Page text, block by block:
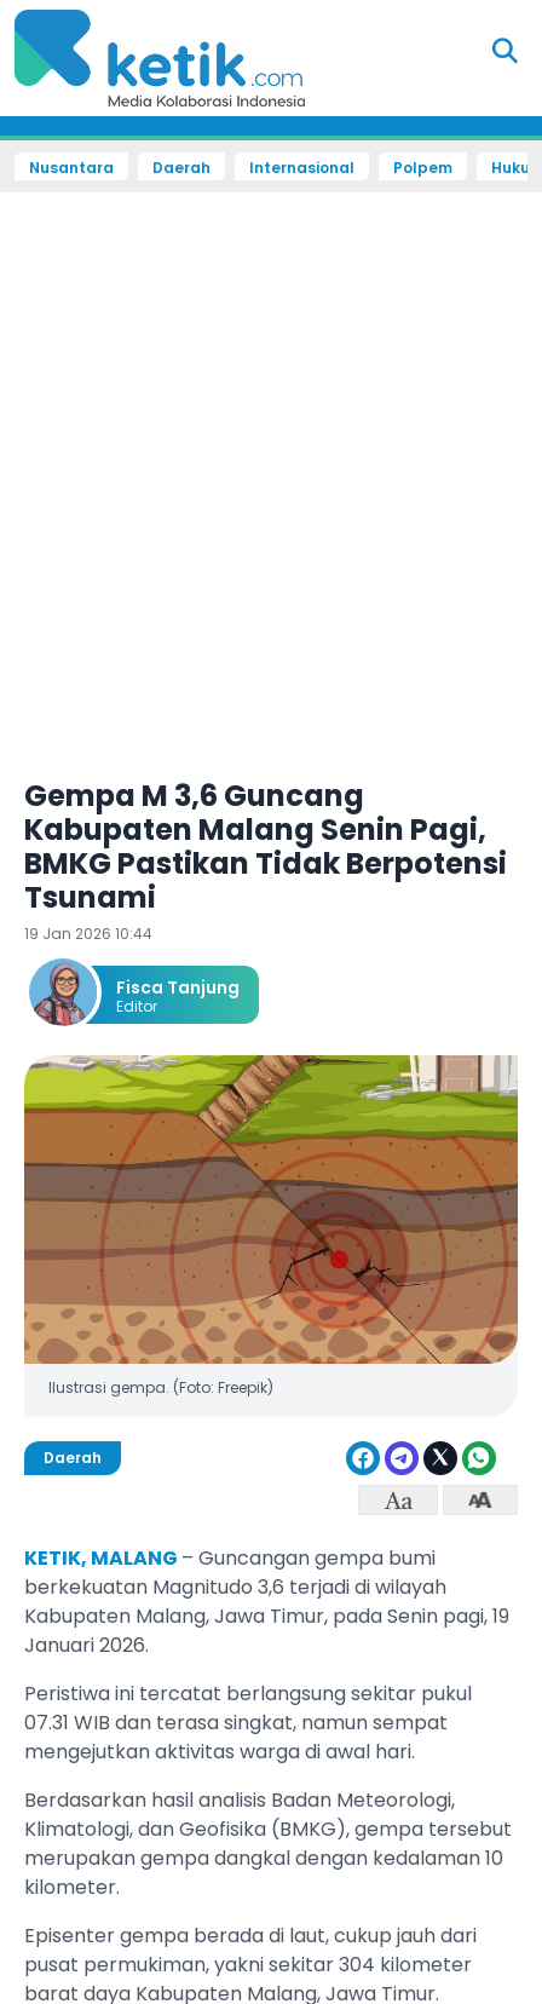
Nusantara Daerah Internasional Polpem
Gempa M 3,6 Guncang
Kabupaten Malang Senin Pagi,
BMKG Pastikan Tidak Berpotensi
Tsunami
19 Jan 2026 10:44
Fisca Tanjung
Editor
Ilustrasi gempa. (Foto: Freepik)
Daerah
KETIK, MALANG – Guncangan gempa bumi
berkekuatan Magnitudo 3,6 terjadi di wilayah
Kabupaten Malang, Jawa Timur, pada Senin pagi, 19
Januari 2026.
Peristiwa ini tercatat berlangsung sekitar pukul
07.31 WIB dan terasa singkat, namun sempat
mengejutkan aktivitas warga di awal hari.
Berdasarkan hasil analisis Badan Meteorologi,
Klimatologi, dan Geofisika (BMKG), gempa tersebut
merupakan gempa dangkal dengan kedalaman 10
kilometer.
Episenter gempa berada di laut, cukup jauh dari
pusat permukiman, yakni sekitar 304 kilometer
barat daya Kabupaten Malang, Jawa Timur.